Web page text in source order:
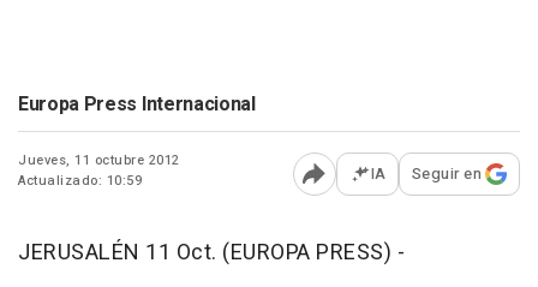
Europa Press Internacional
Jueves, 11 octubre 2012
Actualizado: 10:59
Abrir opciones para
IA Seguir en
JERUSALÉN 11 Oct. (EUROPA PRESS) -